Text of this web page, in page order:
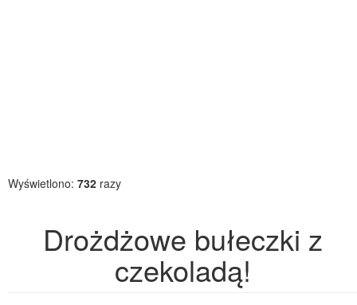
Wyświetlono: 732 razy
Drożdżowe bułeczki z
czekoladą!